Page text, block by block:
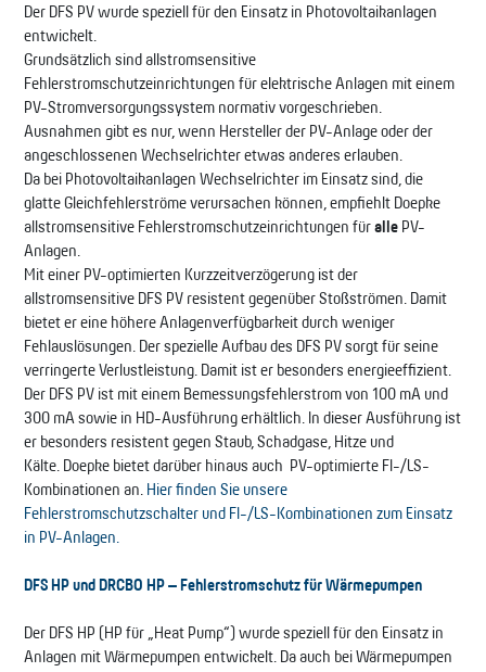
Der DFS PV wurde speziell für den Einsatz in Photovoltaikanlagen
entwickelt.
Grundsätzlich sind allstromsensitive
Fehlerstromschutzeinrichtungen für elektrische Anlagen mit einem
PV-Stromversorgungssystem normativ vorgeschrieben.
Ausnahmen gibt es nur, wenn Hersteller der PV-Anlage oder der
angeschlossenen Wechselrichter etwas anderes erlauben.
Da bei Photovoltaikanlagen Wechselrichter im Einsatz sind, die
glatte Gleichfehlerströme verursachen können, empfiehlt Doepke
allstromsensitive Fehlerstromschutzeinrichtungen füralle PV-
Anlagen.
Mit einer PV-optimierten Kurzzeitverzögerung ist der
allstromsensitive DFS PV resistent gegenüber Stoßströmen. Damit
bietet er eine höhere Anlagenverfügbarkeit durch weniger
Fehlauslösungen. Der spezielle Aufbau des DFS PV sorgt für seine
verringerte Verlustleistung. Damit ist er besonders energieeffizient.
Der DFS PV ist mit einem Bemessungsfehlerstrom von 100 mA und
300 mA sowie in HD-Ausführung erhältlich. In dieser Ausführung ist
er besonders resistent gegen Staub, Schadgase, Hitze und
Kälte. Doepke bietet darüber hinaus auch PV-optimierte FI-/LS-
Kombinationen an. Hier finden Sie unsere
Fehlerstromschutzschalter und FI-/LS-Kombinationen zum Einsatz
in PV-Anlagen.
DFS HP und DRCBO HP – Fehlerstromschutz für Wärmepumpen
Der DFS HP (HP für „Heat Pump“) wurde speziell für den Einsatz in
Anlagen mit Wärmepumpen entwickelt. Da auch bei Wärmepumpen